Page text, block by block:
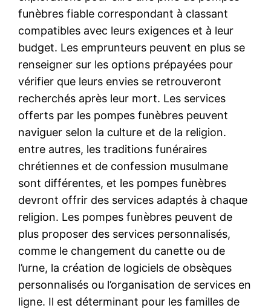
funèbres fiable correspondant à classant
compatibles avec leurs exigences et à leur
budget. Les emprunteurs peuvent en plus se
renseigner sur les options prépayées pour
vérifier que leurs envies se retrouveront
recherchés après leur mort. Les services
offerts par les pompes funèbres peuvent
naviguer selon la culture et de la religion.
entre autres, les traditions funéraires
chrétiennes et de confession musulmane
sont différentes, et les pompes funèbres
devront offrir des services adaptés à chaque
religion. Les pompes funèbres peuvent de
plus proposer des services personnalisés,
comme le changement du canette ou de
l’urne, la création de logiciels de obsèques
personnalisés ou l’organisation de services en
ligne. Il est déterminant pour les familles de